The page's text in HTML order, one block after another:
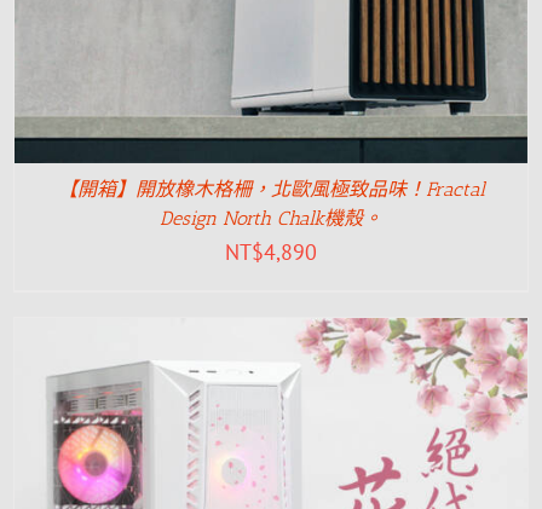
【開箱】開放橡木格柵，北歐風極致品味！Fractal
Design North Chalk機殼。
NT$4,890